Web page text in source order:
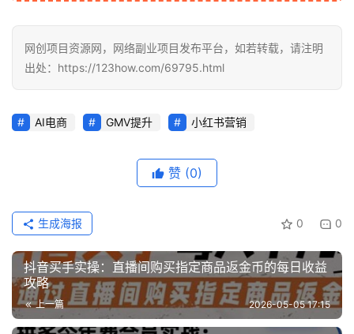
网创项目资源网，网络副业项目发布平台，如若转载，请注明
出处：https://123how.com/69795.html
AI电商 GMV提升 小红书营销
赞 (0)
0 0
生成海报
抖音买手实操：直播间购买指定商品返金币的每日收益
攻略
上一篇 2026-05-05 17:15